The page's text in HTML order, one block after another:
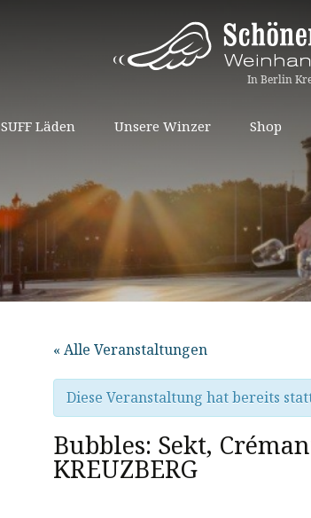
SUFF Läden Unsere Winzer Shop
« Alle Veranstaltungen
Diese Veranstaltung hat bereits
Bubbles: Sekt,
KREUZBERG